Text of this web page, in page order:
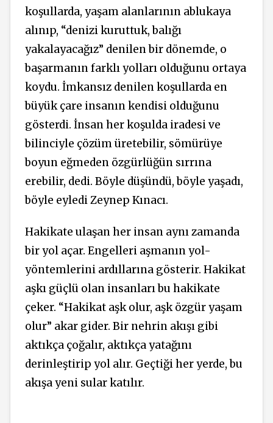
koşullarda, yaşam alanlarının ablukaya
alınıp, “denizi kuruttuk, balığı
yakalayacağız” denilen bir dönemde, o
başarmanın farklı yolları olduğunu ortaya
koydu. İmkansız denilen koşullarda en
büyük çare insanın kendisi olduğunu
gösterdi. İnsan her koşulda iradesi ve
bilinciyle çözüm üretebilir, sömürüye
boyun eğmeden özgürlüğün sırrına
erebilir, dedi. Böyle düşündü, böyle yaşadı,
böyle eyledi Zeynep Kınacı.
Hakikate ulaşan her insan aynı zamanda
bir yol açar. Engelleri aşmanın yol-
yöntemlerini ardıllarına gösterir. Hakikat
aşkı güçlü olan insanları bu hakikate
çeker. “Hakikat aşk olur, aşk özgür yaşam
olur” akar gider. Bir nehrin akışı gibi
aktıkça çoğalır, aktıkça yatağını
derinleştirip yol alır. Geçtiği her yerde, bu
akışa yeni sular katılır.